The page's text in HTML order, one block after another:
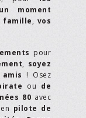
un moment
famille, vos
pour
, soyez
! Osez
ou de
80 avec
en pilote de